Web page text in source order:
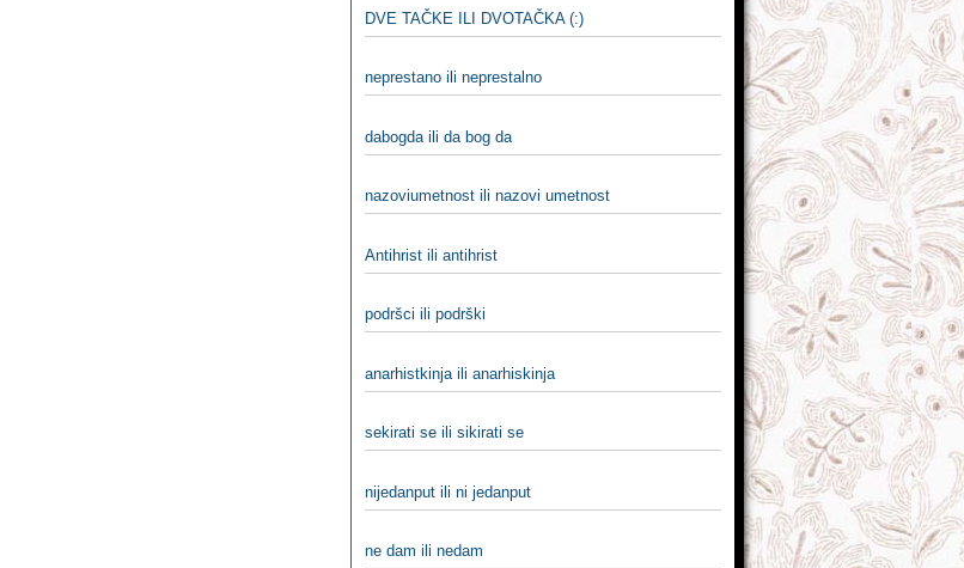
DVE TAČKE ILI DVOTAČKA (:)
neprestano ili neprestalno
dabogda ili da bog da
nazoviumetnost ili nazovi umetnost
Antihrist ili antihrist
podršci ili podrški
anarhistkinja ili anarhiskinja
sekirati se ili sikirati se
nijedanput ili ni jedanput
ne dam ili nedam